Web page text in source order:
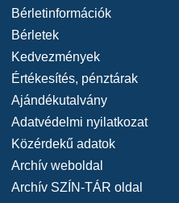
Bérletinformációk
Bérletek
Kedvezmények
Értékesítés, pénztárak
Ajándékutalvány
Adatvédelmi nyilatkozat
Közérdekű adatok
Archív weboldal
Archív SZÍN-TÁR oldal